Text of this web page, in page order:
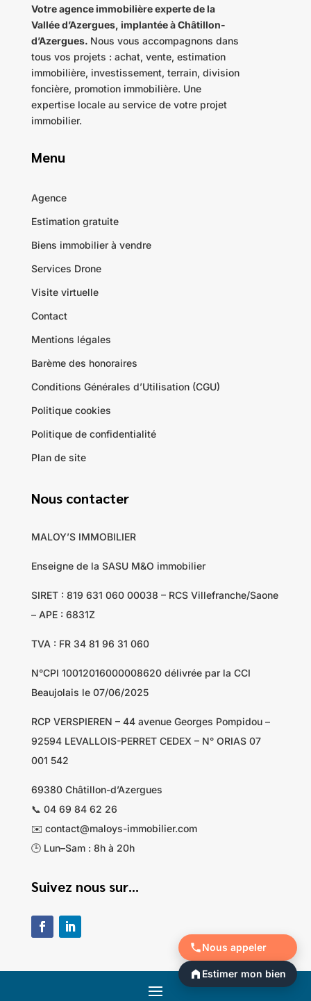
Votre agence immobilièreexperte de la
Vallée d’Azergues, implantéeà Châtillon-
d’Azergues. Nous vous accompagnons dans
tous vos projets : achat, vente, estimation
immobilière, investissement, terrain, division
foncière, promotion immobilière. Une
expertise locale au service de votre projet
immobilier.
Menu
Agence
Estimation gratuite
Biens immobilier à vendre
Services Drone
Visite virtuelle
Contact
Mentions légales
Barème des honoraires
Conditions Générales d’Utilisation (CGU)
Politique cookies
Politique de confidentialité
Plan de site
Nous contacter
MALOY’S IMMOBILIER
Enseigne de la SASU M&O immobilier
SIRET : 819 631 060 00038 – RCS Villefranche/Saone
– APE : 6831Z
TVA : FR 34 81 96 31 060
N°CPI 10012016000008620 délivrée par la CCI
Beaujolais le 07/06/2025
RCP VERSPIEREN – 44 avenue Georges Pompidou –
92594 LEVALLOIS-PERRET CEDEX – N° ORIAS 07
001 542
69380 Châtillon-d’Azergues
📞 04 69 84 62 26
✉️ contact@maloys-immobilier.com
🕒 Lun–Sam : 8h à 20h
Suivez nous sur…
Nous appeler
Estimer mon bien